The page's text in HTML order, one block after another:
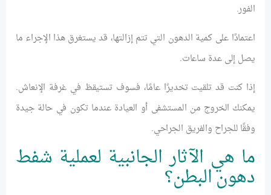
الفور.
اعتمادًا على كمية الدهون التي تتم إزالتها، قد يستغرق هذا الإجراء ما
يصل إلى عدة ساعات.
إذا كنت قد تلقيت تخديرًا عامًا، فسوف تستيقظ في غرفة الإنعاش.
يمكنك الخروج من المستشفى أو العيادة عندما تكون في حالة جيدة
وفقًا للجراح والفريق الجراحي.
ما هي الآثار الجانبية لعملية شفط
دهون البطن؟